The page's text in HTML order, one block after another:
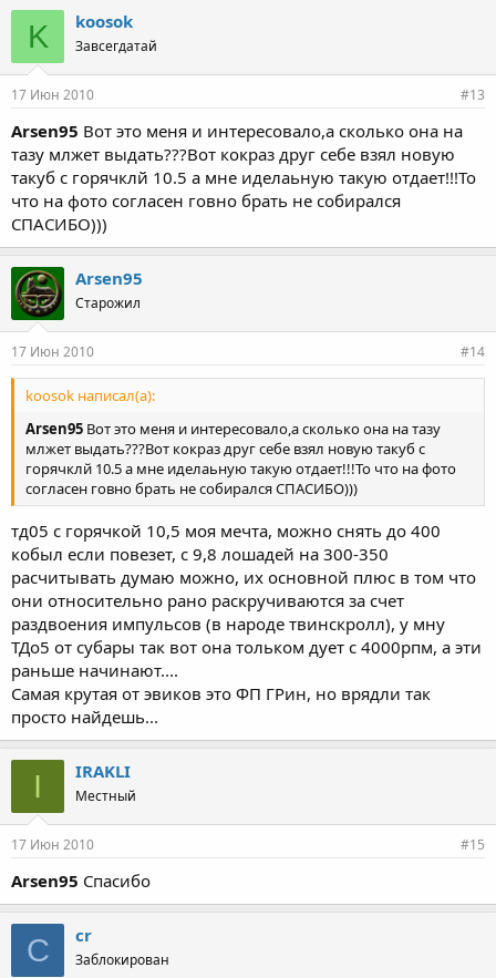
новую ставить на Таза и какой от нее приход и
результат????
никуясе предъявы... неправильно ты себя ведешь. ты
походу сам не одекват если такие вещи пишешь.
сколько снимешь с этой турбой и есть ли смысл - тебе бы
даже отвечать не стали. про нее уже все разжевано давным
давно...
п.с. как ты тему изложил так тебе на нее и ответили. еще и
посоветовали что в урну ее... а ты и этому не рад. банчег бы
тебе вкатить небольшой :mrgreen: :mrgreen: :mrgreen:
Я понимаю что ту турбину надо в урну,но вообще Эта турбина
ТД05 Твинскрольная???
K koosok
Завсегдатай
17 Июн 2010 #13
Arsen95 Вот это меня и интересовало,а сколько она на
тазу млжет выдать???Вот кокраз друг себе взял новую
такуб с горячклй 10.5 а мне иделаьную такую отдает!!!То
что на фото согласен говно брать не собирался
СПАСИБО)))
Arsen95
Старожил
17 Июн 2010 #14
koosok написал(а):
Arsen95 Вот это меня и интересовало,а сколько она на тазу
млжет выдать???Вот кокраз друг себе взял новую такуб с
горячклй 10.5 а мне иделаьную такую отдает!!!То что на фото
согласен говно брать не собирался СПАСИБО)))
тд05 с горячкой 10,5 моя мечта, можно снять до 400
кобыл если повезет, с 9,8 лошадей на 300-350
расчитывать думаю можно, их основной плюс в том что
они относительно рано раскручиваются за счет
раздвоения импульсов (в народе твинскролл), у мну
ТДо5 от субары так вот она тольком дует с 4000рпм, а эти
раньше начинают....
Самая крутая от эвиков это ФП ГРин, но врядли так
просто найдешь...
I IRAKLI
Местный
17 Июн 2010 #15
Arsen95 Спасибо
C cr
Заблокирован